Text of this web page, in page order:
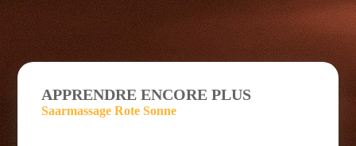
APPRENDRE ENCORE PLUS
Saarmassage Rote Sonne